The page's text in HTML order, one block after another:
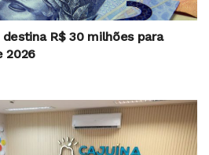
R$ 30 milhões para
2026